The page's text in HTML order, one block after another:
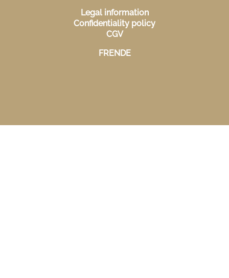
Legal information
Confidentiality policy
CGV
FRENDE